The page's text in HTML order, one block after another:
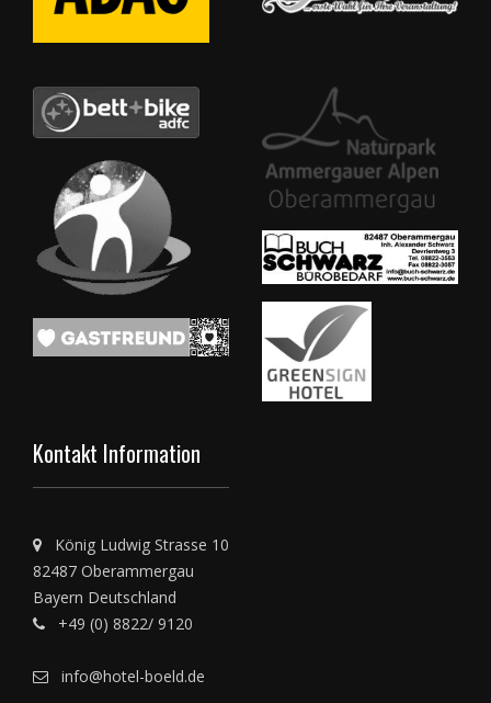
Kontakt Information
König Ludwig Strasse 10
82487 Oberammergau
Bayern Deutschland
+49 (0) 8822/ 9120
info@hotel-boeld.de